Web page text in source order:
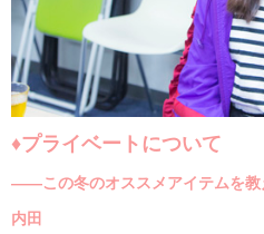
♦プライベートについて
――この冬のオススメアイテムを教
内田